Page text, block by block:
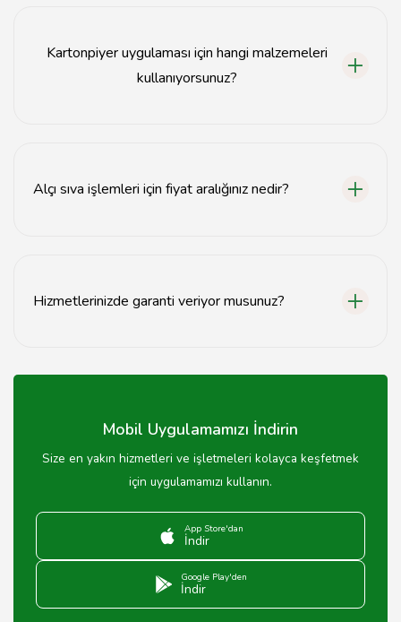
Kartonpiyer uygulaması için hangi malzemeleri
kullanıyorsunuz?
Alçı sıva işlemleri için fiyat aralığınız nedir?
Hizmetlerinizde garanti veriyor musunuz?
veriyoruz.
Mobil Uygulamamızı İndirin
Size en yakın hizmetleri ve işletmeleri kolayca keşfetmek
için uygulamamızı kullanın.
App Store'dan
İndir
Google Play'den
İndir